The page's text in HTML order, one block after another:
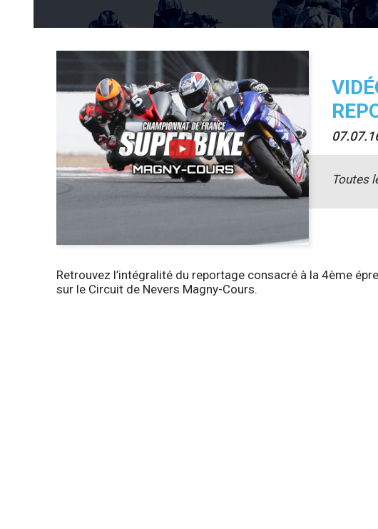
Toutes
Retrouvez l’intégralité du reportage consacré à la 4ème
sur le Circuit de Nevers Magny-Cours.